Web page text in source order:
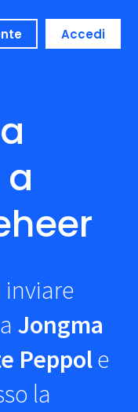
Accedi
inviare
Jongma
Peppole
la